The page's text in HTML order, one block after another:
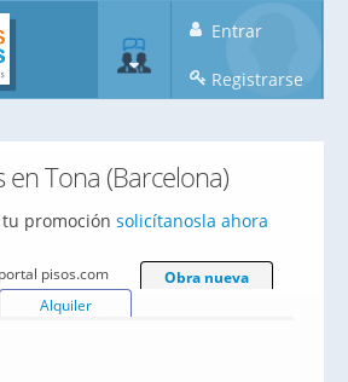
Entrar
Registrarse
en Tona (Barcelona)
promoción solicítanosla ahora
pisos.com
Obra nueva
Alquiler